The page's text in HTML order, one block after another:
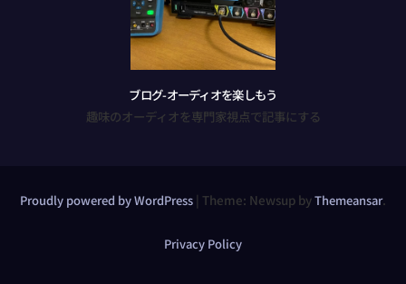
ブログ-オーディオを楽しもう
趣味のオーディオを専門家視点で記事にする
Proudly powered by WordPress | Theme: Newsup byThemeansar.
Privacy Policy